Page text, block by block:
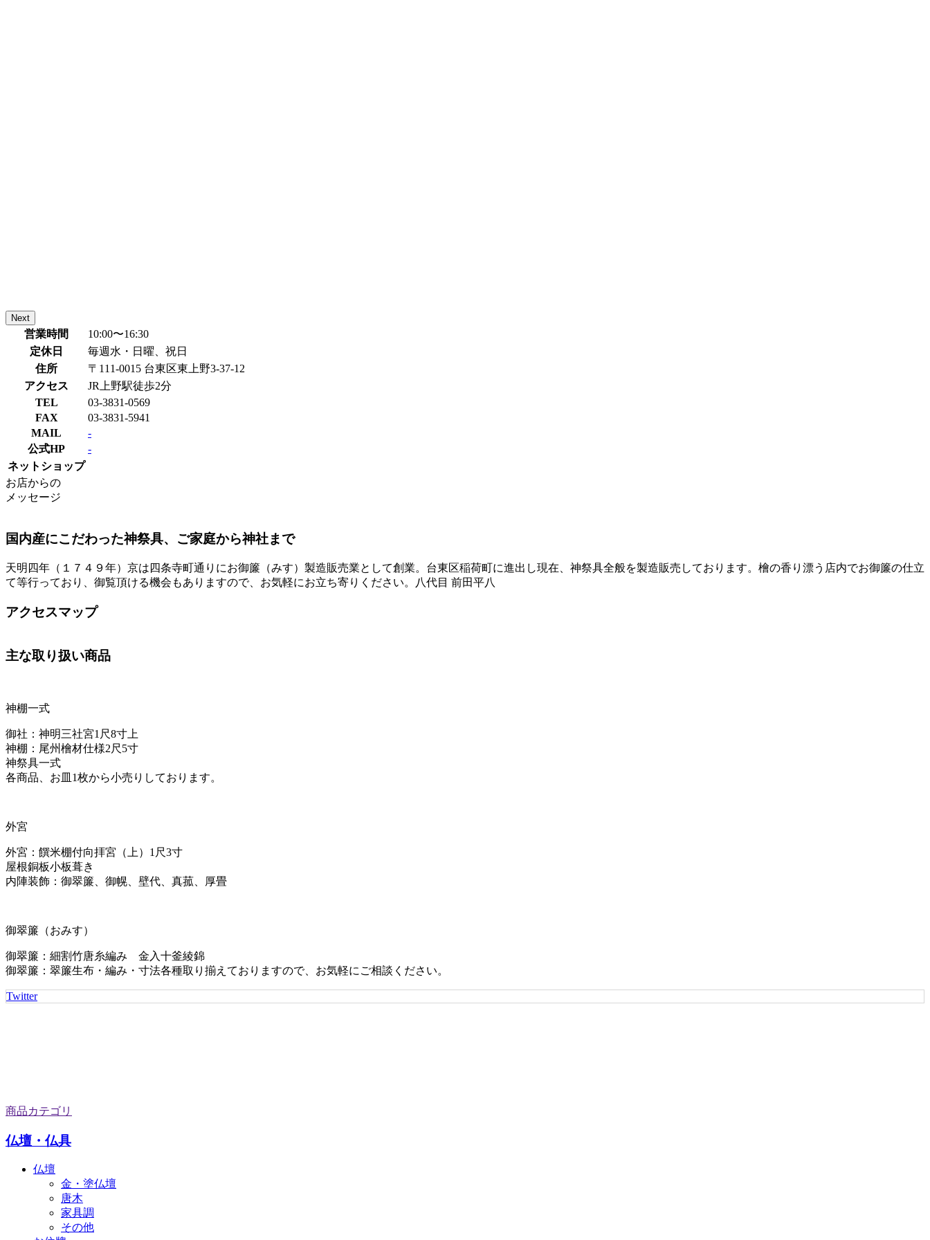
Next
営業時間
10:00〜16:30
定休日
毎週水・日曜、祝日
住所
〒111-0015 台東区東上野3-37-12
アクセス
JR上野駅徒歩2分
TEL
03-3831-0569
FAX
03-3831-5941
MAIL
-
公式HP
-
ネットショップ
お店からの
メッセージ
国内産にこだわった神祭具、ご家庭から神社まで
天明四年（１７４９年）京は四条寺町通りにお御簾（みす）製造販売業として創業。台東区稲荷町に進出し現在、神祭具全般を製造販売しております。檜の香り漂う店内でお御簾の仕立
て等行っており、御覧頂ける機会もありますので、お気軽にお立ち寄りください。八代目 前田平八
アクセスマップ
主な取り扱い商品
神棚一式
御社：神明三社宮1尺8寸上
神棚：尾州檜材仕様2尺5寸
神祭具一式
各商品、お皿1枚から小売りしております。
外宮
外宮：饌米棚付向拝宮（上）1尺3寸
屋根銅板小板葺き
内陣装飾：御翠簾、御幌、壁代、真菰、厚畳
御翠簾（おみす）
御翠簾：細割竹唐糸編み 金入十釜綾錦
御翠簾：翠簾生布・編み・寸法各種取り揃えておりますので、お気軽にご相談ください。
Twitter
商品カテゴリ
仏壇・仏具
仏壇
金・塗仏壇
唐木
家具調
その他